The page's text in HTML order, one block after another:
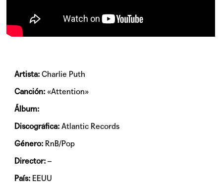
Artista: Charlie Puth
Canción: «Attention»
Álbum:
Discográfica: Atlantic Records
Género: RnB/Pop
Director: –
País: EEUU